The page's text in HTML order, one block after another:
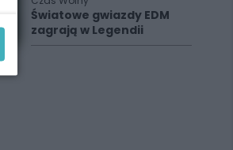
Światowe gwiazdy EDM
zagrają w Legendii